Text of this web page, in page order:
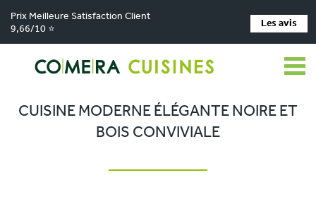
Prix Meilleure Satisfaction Client
9,66/10 ⭐
Les avis
Comera Cuisines > Nos magasins de cuisine > Cuisiniste LES HERBIERS >
Réalisations > Cuisine moderne élégante noire et bois conviviale
CUISINE MODERNE ÉLÉGANTE NOIRE ET
BOIS CONVIVIALE